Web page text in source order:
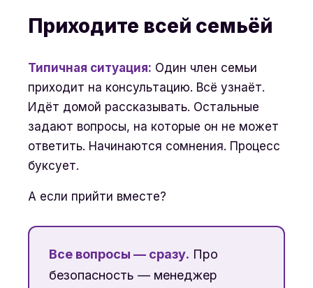
Приходите всей семьёй
Типичная ситуация: Один член семьи
приходит на консультацию. Всё узнаёт.
Идёт домой рассказывать. Остальные
задают вопросы, на которые он не может
ответить. Начинаются сомнения. Процесс
буксует.
А если прийти вместе?
Все вопросы — сразу. Про
безопасность — менеджер